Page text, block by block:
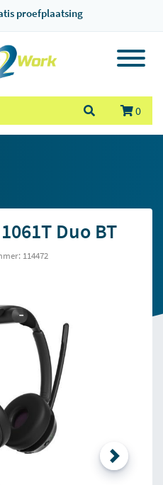
proefplaatsing
0
Duo BT
114472